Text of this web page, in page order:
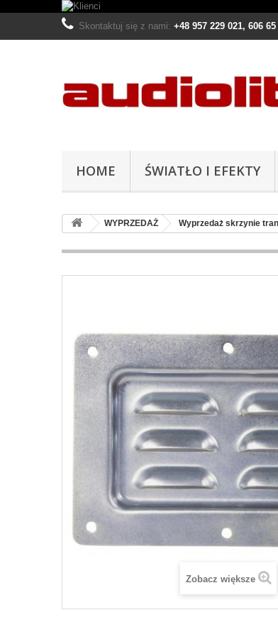
Skontaktuj się z nami: +48 957 229 021, 606
HOME ŚWIATŁO I EFEKTY
WYPRZEDAŻ Wyprzedaż skrzynie
Zobacz większe